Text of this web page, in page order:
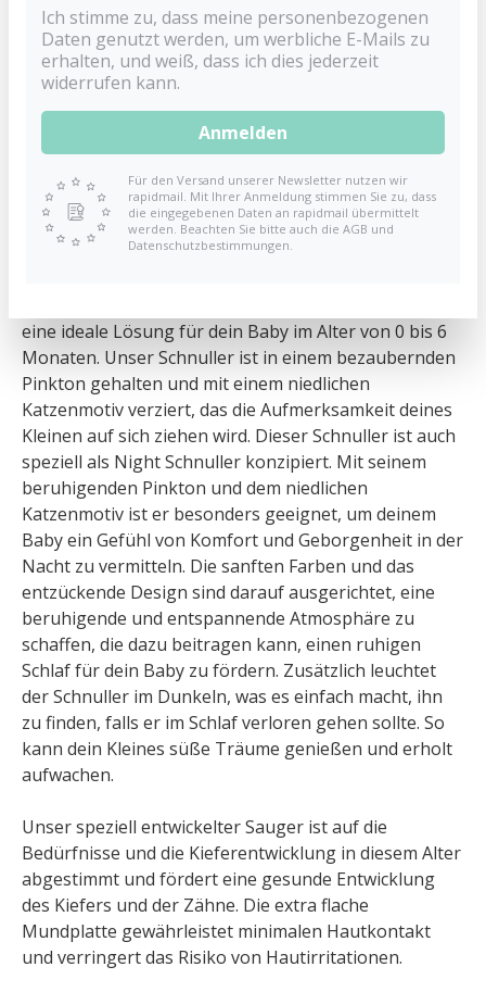
Extra flache Mundplatte
Verhindert Abdrücke
Verhindert nachweislich Zahnfehlstellungen
Leuchtet im Dunkeln
Leuchtschnuller mit extra flacher
Mundplatte - Schnuller Katze
eine ideale Lösung für dein Baby im Alter von 0 bis 6
Monaten. Unser Schnuller ist in einem bezaubernden
Pinkton gehalten und mit einem niedlichen
Katzenmotiv verziert, das die Aufmerksamkeit deines
Kleinen auf sich ziehen wird. Dieser Schnuller ist auch
speziell als Night Schnuller konzipiert. Mit seinem
beruhigenden Pinkton und dem niedlichen
Katzenmotiv ist er besonders geeignet, um deinem
Baby ein Gefühl von Komfort und Geborgenheit in der
Nacht zu vermitteln. Die sanften Farben und das
entzückende Design sind darauf ausgerichtet, eine
beruhigende und entspannende Atmosphäre zu
schaffen, die dazu beitragen kann, einen ruhigen
Schlaf für dein Baby zu fördern. Zusätzlich leuchtet
der Schnuller im Dunkeln, was es einfach macht, ihn
zu finden, falls er im Schlaf verloren gehen sollte. So
kann dein Kleines süße Träume genießen und erholt
aufwachen.
Unser speziell entwickelter Sauger ist auf die
Bedürfnisse und die Kieferentwicklung in diesem Alter
abgestimmt und fördert eine gesunde Entwicklung
des Kiefers und der Zähne. Die extra flache
Mundplatte gewährleistet minimalen Hautkontakt
und verringert das Risiko von Hautirritationen.
Ich stimme zu, dass meine personenbezogenen
Daten genutzt werden, um werbliche E-Mails zu
erhalten, und weiß, dass ich dies jederzeit
widerrufen kann.
Anmelden
Für den Versand unserer Newsletter nutzen wir
rapidmail. Mit Ihrer Anmeldung stimmen Sie zu, dass
die eingegebenen Daten an rapidmail übermittelt
werden. Beachten Sie bitte auch die AGB und
Datenschutzbestimmungen.